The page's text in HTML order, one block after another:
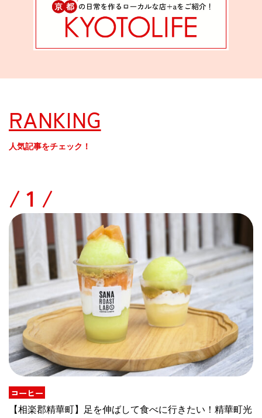
RANKING
人気記事をチェック！
/
コーヒー
【相楽郡精華町】足を伸ばして食べに行きたい！精華町光